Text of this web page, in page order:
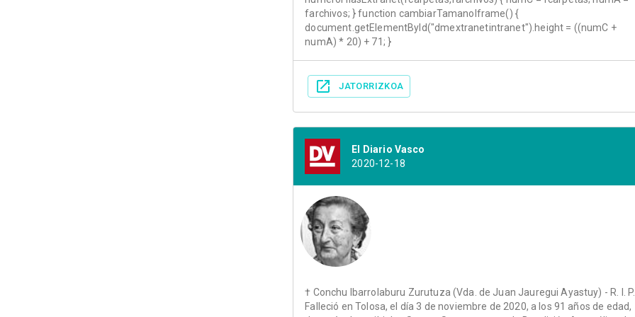
farchivos; } function cambiarTamanoIframe() {
document.getElementById("dmextranetintranet").height = ((numC +
numA) * 20) + 71; }
JATORRIZKOA
El Diario Vasco
2020-12-18
† Conchu Ibarrolaburu Zurutuza (Vda. de Juan Jauregui Ayastuy) - R. I.
Falleció en Tolosa, el día 3 de noviembre de 2020, a los 91 años de edad,